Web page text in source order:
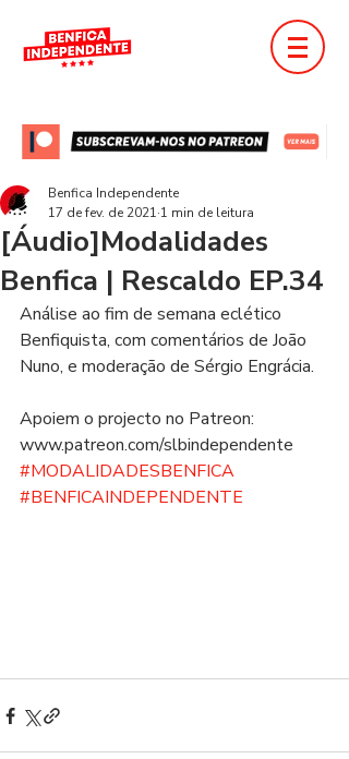
[Áudio]Modalidades
Benfica | Rescaldo EP.34
Benfica Independente
17 de fev. de 2021 1 min de leitura
Análise ao fim de semana eclético
Benfiquista, com comentários de João
Nuno, e moderação de Sérgio Engrácia.
Apoiem o projecto no Patreon:
www.patreon.com/slbindependente
#MODALIDADESBENFICA
#BENFICAINDEPENDENTE